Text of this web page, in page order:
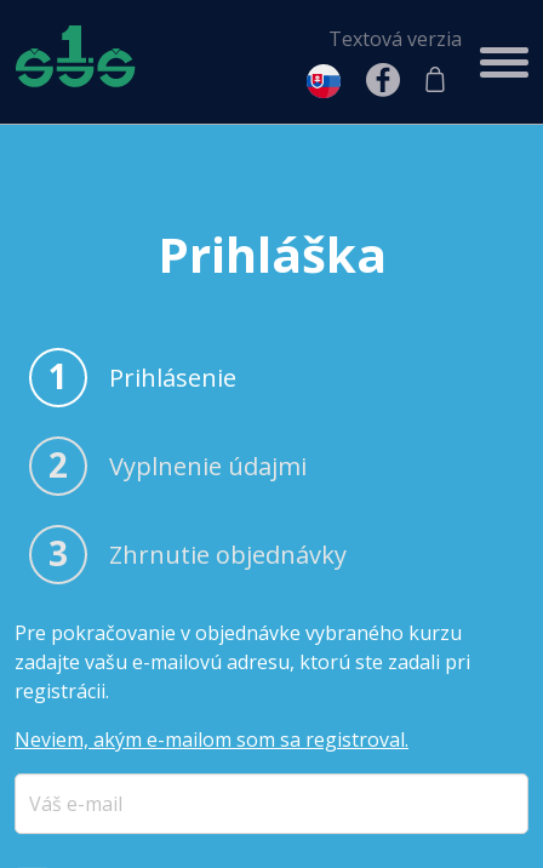
Textová verzia
Prihláška
1 Prihlásenie
2 Vyplnenie údajmi
3 Zhrnutie objednávky
Pre pokračovanie v objednávke vybraného kurzu
zadajte vašu e-mailovú adresu, ktorú ste zadali pri
registrácii.
Neviem, akým e-mailom som sa registroval.